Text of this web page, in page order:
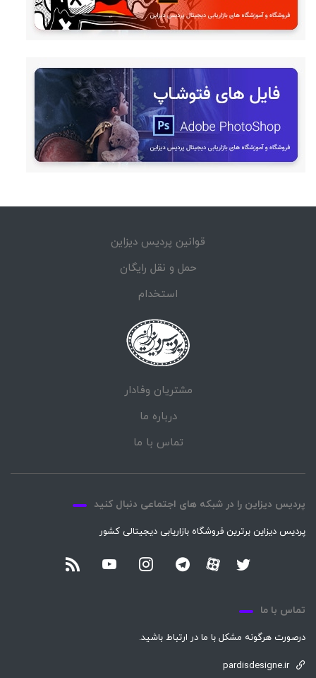
قوانین پردیس دیزاین
حمل و نقل رایگان
استخدام
مشتریان وفادار
درباره ما
تماس با ما
پردیس دیزاین را در شبکه های اجتماعی دنبال کنید
پردیس دیزاین برترین فروشگاه بازاریابی دیجیتالی کشور
تماس با ما
درصورت هرگونه مشکل با ما در ارتباط باشید.
pardisdesigne.ir